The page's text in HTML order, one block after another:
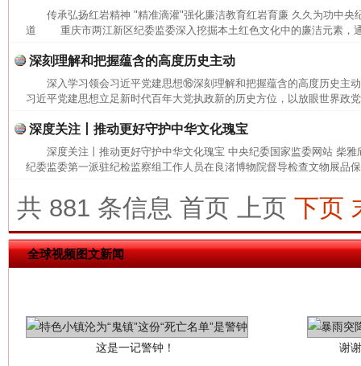
传承弘扬红岩精神 "精准滴灌"强化廉洁教育红岩育廉 久久为功中央
道 重庆市两江新区纪委监委深入挖掘本土红色文化中的廉洁元素，
深刻理解和把握蕴含的高度历史主动
深入学习领会习近平党建思想⑯深刻理解和把握蕴含的高度历史
习近平党建思想立足新时代百年大党执政新的历史方位，以放眼世界政
深度关注丨推动更好守护中华文化瑰宝
深度关注丨推动更好守护中华文化瑰宝 中央纪委国家监委网站 柴
纪委监委第一派驻纪检监察组工作人员在良渚博物院督导检查文物展品
共 881 条信息 首页 上页 下页
全球视频图文新闻
网上购药对药下症？